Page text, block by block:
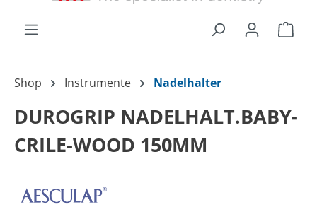
Shop Instrumente Nadelhalter
DUROGRIP NADELHALT.BABY-
CRILE-WOOD 150MM